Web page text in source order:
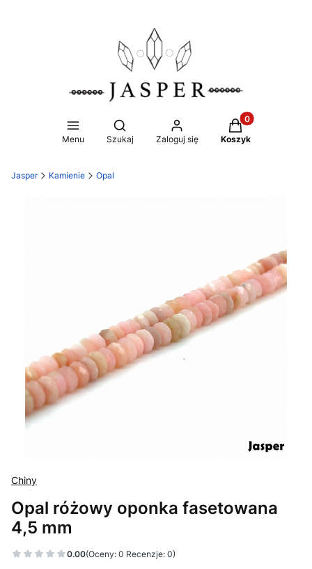
Menu
Otwórz wyszukiwarkę
Szukaj Zaloguj się
Produkty w
Koszyk
Jasper Kamienie Opal
Chiny
Opal różowy oponka fasetowana
4,5 mm
0.00(Oceny: 0 Recenzje: 0)